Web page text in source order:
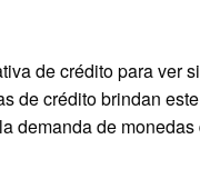
de crédito para ver
de crédito brindan
demanda de